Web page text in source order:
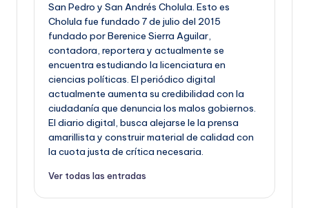
San Pedro y San Andrés Cholula. Esto es
Cholula fue fundado 7 de julio del 2015
fundado por Berenice Sierra Aguilar,
contadora, reportera y actualmente se
encuentra estudiando la licenciatura en
ciencias políticas. El periódico digital
actualmente aumenta su credibilidad con la
ciudadanía que denuncia los malos gobiernos.
El diario digital, busca alejarse le la prensa
amarillista y construir material de calidad con
la cuota justa de crítica necesaria.
Ver todas las entradas